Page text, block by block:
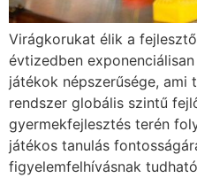
Virágkorukat élik a
évtizedben
játékok népszerűsége,
rendszer globális szintű
gyermekfejlesztés terén
játékos tanulás
figyelemfelhívásnak